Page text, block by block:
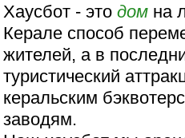
Хаусбот - этодом на
Керале способ
жителей, а в
туристический
керальским
заводям.